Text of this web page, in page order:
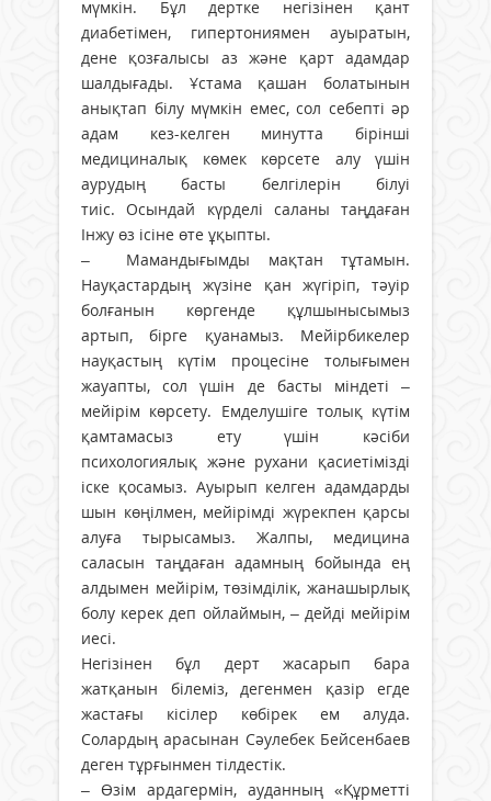
мүмкін. Бұл дертке негізінен қант
диабетімен, гипертониямен ауыратын,
дене қозғалысы аз және қарт адамдар
шалдығады. Ұстама қашан болатынын
анықтап білу мүмкін емес, сол себепті әр
адам кез-келген минутта бірінші
медициналық көмек көрсете алу үшін
аурудың басты белгілерін білуі
тиіс. Осындай күрделі саланы таңдаған
Інжу өз ісіне өте ұқыпты.
– Мамандығымды мақтан тұтамын.
Науқастардың жүзіне қан жүгіріп, тәуір
болғанын көргенде құлшынысымыз
артып, бірге қуанамыз. Мейірбикелер
науқастың күтім процесіне толығымен
жауапты, сол үшін де басты міндеті –
мейірім көрсету. Емделушіге толық күтім
қамтамасыз ету үшін кәсіби
психологиялық және рухани қасиетімізді
іске қосамыз. Ауырып келген адамдарды
шын көңілмен, мейірімді жүрекпен қарсы
алуға тырысамыз. Жалпы, медицина
саласын таңдаған адамның бойында ең
алдымен мейірім, төзімділік, жанашырлық
болу керек деп ойлаймын, – дейді мейірім
иесі.
Негізінен бұл дерт жасарып бара
жатқанын білеміз, дегенмен қазір егде
жастағы кісілер көбірек ем алуда.
Солардың арасынан Сәулебек Бейсенбаев
деген тұрғынмен тілдестік.
– Өзім ардагермін, ауданның «Құрметті